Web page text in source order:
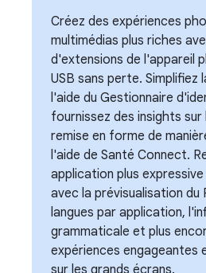
Créez des expériences
multimédias plus riches
d'extensions de l'appareil
USB sans perte. Simplifiez
l'aide du Gestionnaire
fournissez des insights
remise en forme de
l'aide de Santé Connect.
application plus
avec la prévisualisation du
langues par application,
grammaticale et plus
expériences engageantes
sur les grands écrans.